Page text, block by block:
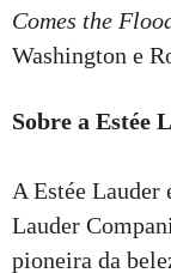
Comes the
Washington e
Sobre a Estée
A Estée Lauder
Lauder
pioneira da